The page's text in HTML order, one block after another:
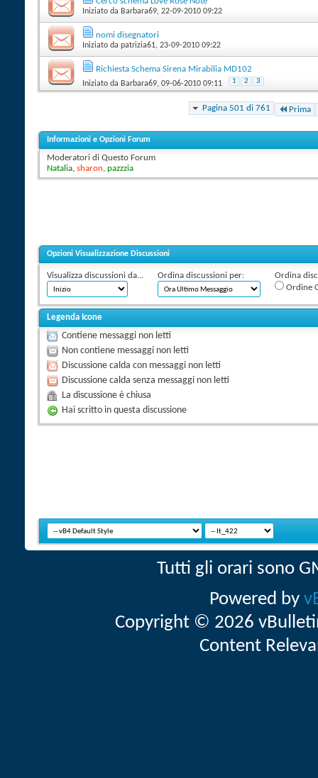
Iniziato da Barbara69‎, 22-09-2010 09:22
nomi disegnatori
Iniziato da patrizia61‎, 23-09-2010 09:22
Richiesta Schema Sirena Mirabilia MD102
Iniziato da Barbara69‎, 09-06-2010 09:11 1 2 3
Pagina 501 di 761 Prima
Informazioni e Opzioni Forum
Moderatori di Questo Forum
Natalia, sharon, pazzzia
Opzioni Visualizzazione Discussioni
Visualizza discussioni da... Ordina discussioni per:
Ordina
Ordine
Legenda Icone
Contiene messaggi non letti
Non contiene messaggi non letti
Discussione calda con messaggi non letti
Discussione calda senza messaggi non letti
La discussione è chiusa
Hai scritto in questa discussione
Tutti gli orari sono
Powered by
Copyright © 2026
Content